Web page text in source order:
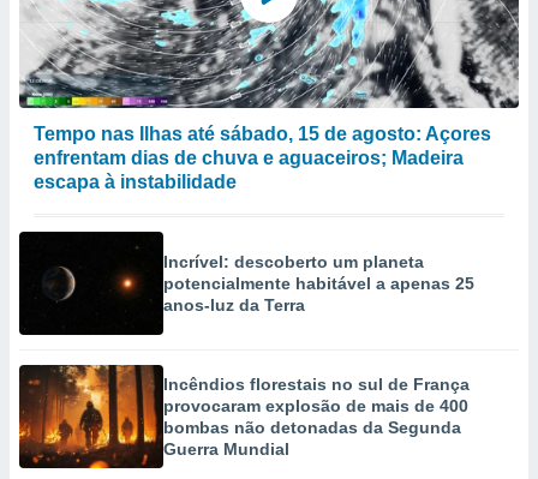
Tempo nas Ilhas até sábado, 15 de agosto: Açores
enfrentam dias de chuva e aguaceiros; Madeira
escapa à instabilidade
Incrível: descoberto um planeta
potencialmente habitável a apenas 25
anos-luz da Terra
Incêndios florestais no sul de França
provocaram explosão de mais de 400
bombas não detonadas da Segunda
Guerra Mundial